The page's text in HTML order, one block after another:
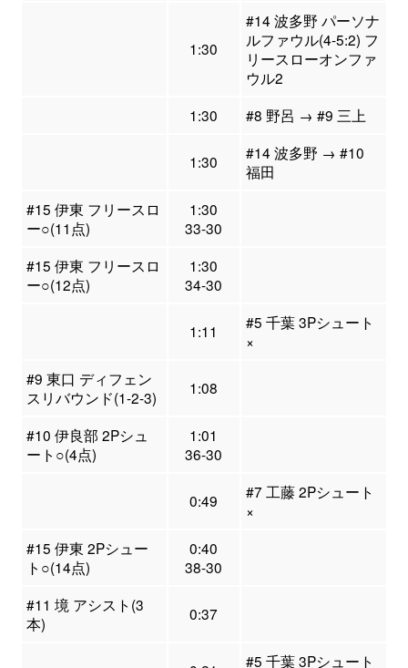
1:30
#14 波多野 パーソナ
ルファウル(4-5:2) フ
リースローオンファ
ウル2
1:30
#8 野呂 → #9 三上
1:30
#14 波多野 → #10
福田
#15 伊東 フリースロ
ー○(11点)
1:30
33-30
#15 伊東 フリースロ
ー○(12点)
1:30
34-30
1:11
#5 千葉 3Pシュート
×
#9 東口 ディフェン
スリバウンド(1-2-3)
1:08
#10 伊良部 2Pシュ
ート○(4点)
1:01
36-30
0:49
#7 工藤 2Pシュート
×
#15 伊東 2Pシュー
ト○(14点)
0:40
38-30
#11 境 アシスト(3
本)
0:37
#5 千葉 3Pシュート